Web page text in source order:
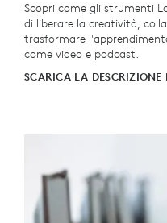
Scopri come gli strumenti
di liberare la creatività,
trasformare
come video e podcast.
SCARICA LA DESCRIZIONE